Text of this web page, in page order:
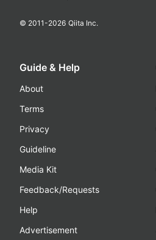
© 2011-2026 Qiita Inc.
Guide & Help
About
Terms
Privacy
Guideline
Media Kit
Feedback/Requests
Help
Advertisement